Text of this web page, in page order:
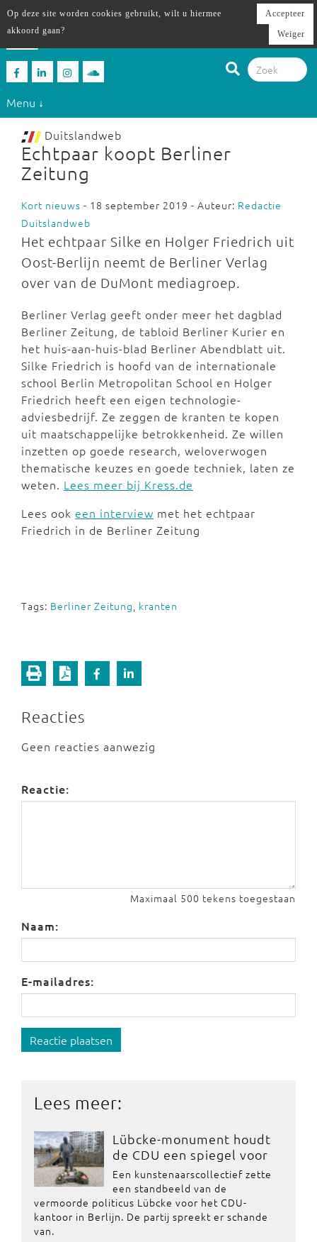
Menu ↓
Duitslandweb
Echtpaar koopt Berliner
Zeitung
Kort nieuws - 18 september 2019 - Auteur: Redactie
Duitslandweb
Het echtpaar Silke en Holger Friedrich uit
Oost-Berlijn neemt de Berliner Verlag
over van de DuMont mediagroep.
Berliner Verlag geeft onder meer het dagblad
Berliner Zeitung, de tabloid Berliner Kurier en
het huis-aan-huis-blad Berliner Abendblatt uit.
Silke Friedrich is hoofd van de internationale
school Berlin Metropolitan School en Holger
Friedrich heeft een eigen technologie-
adviesbedrijf. Ze zeggen de kranten te kopen
uit maatschappelijke betrokkenheid. Ze willen
inzetten op goede research, weloverwogen
thematische keuzes en goede techniek, laten ze
weten. Lees meer bij Kress.de
Lees ook een interview met het echtpaar
Friedrich in de Berliner Zeitung
Tags: Berliner Zeitung, kranten
Reacties
Geen reacties aanwezig
Reactie:
Maximaal 500 tekens toegestaan
Naam:
E-mailadres:
Reactie plaatsen
Lees meer:
Lübcke-monument houdt
de CDU een spiegel voor
Een kunstenaarscollectief zette
een standbeeld van de
vermoorde politicus Lübcke voor het CDU-
kantoor in Berlijn. De partij spreekt er schande
van.
Op deze site worden cookies gebruikt, wilt u hiermee
akkoord gaan?
Accepteer
Weiger